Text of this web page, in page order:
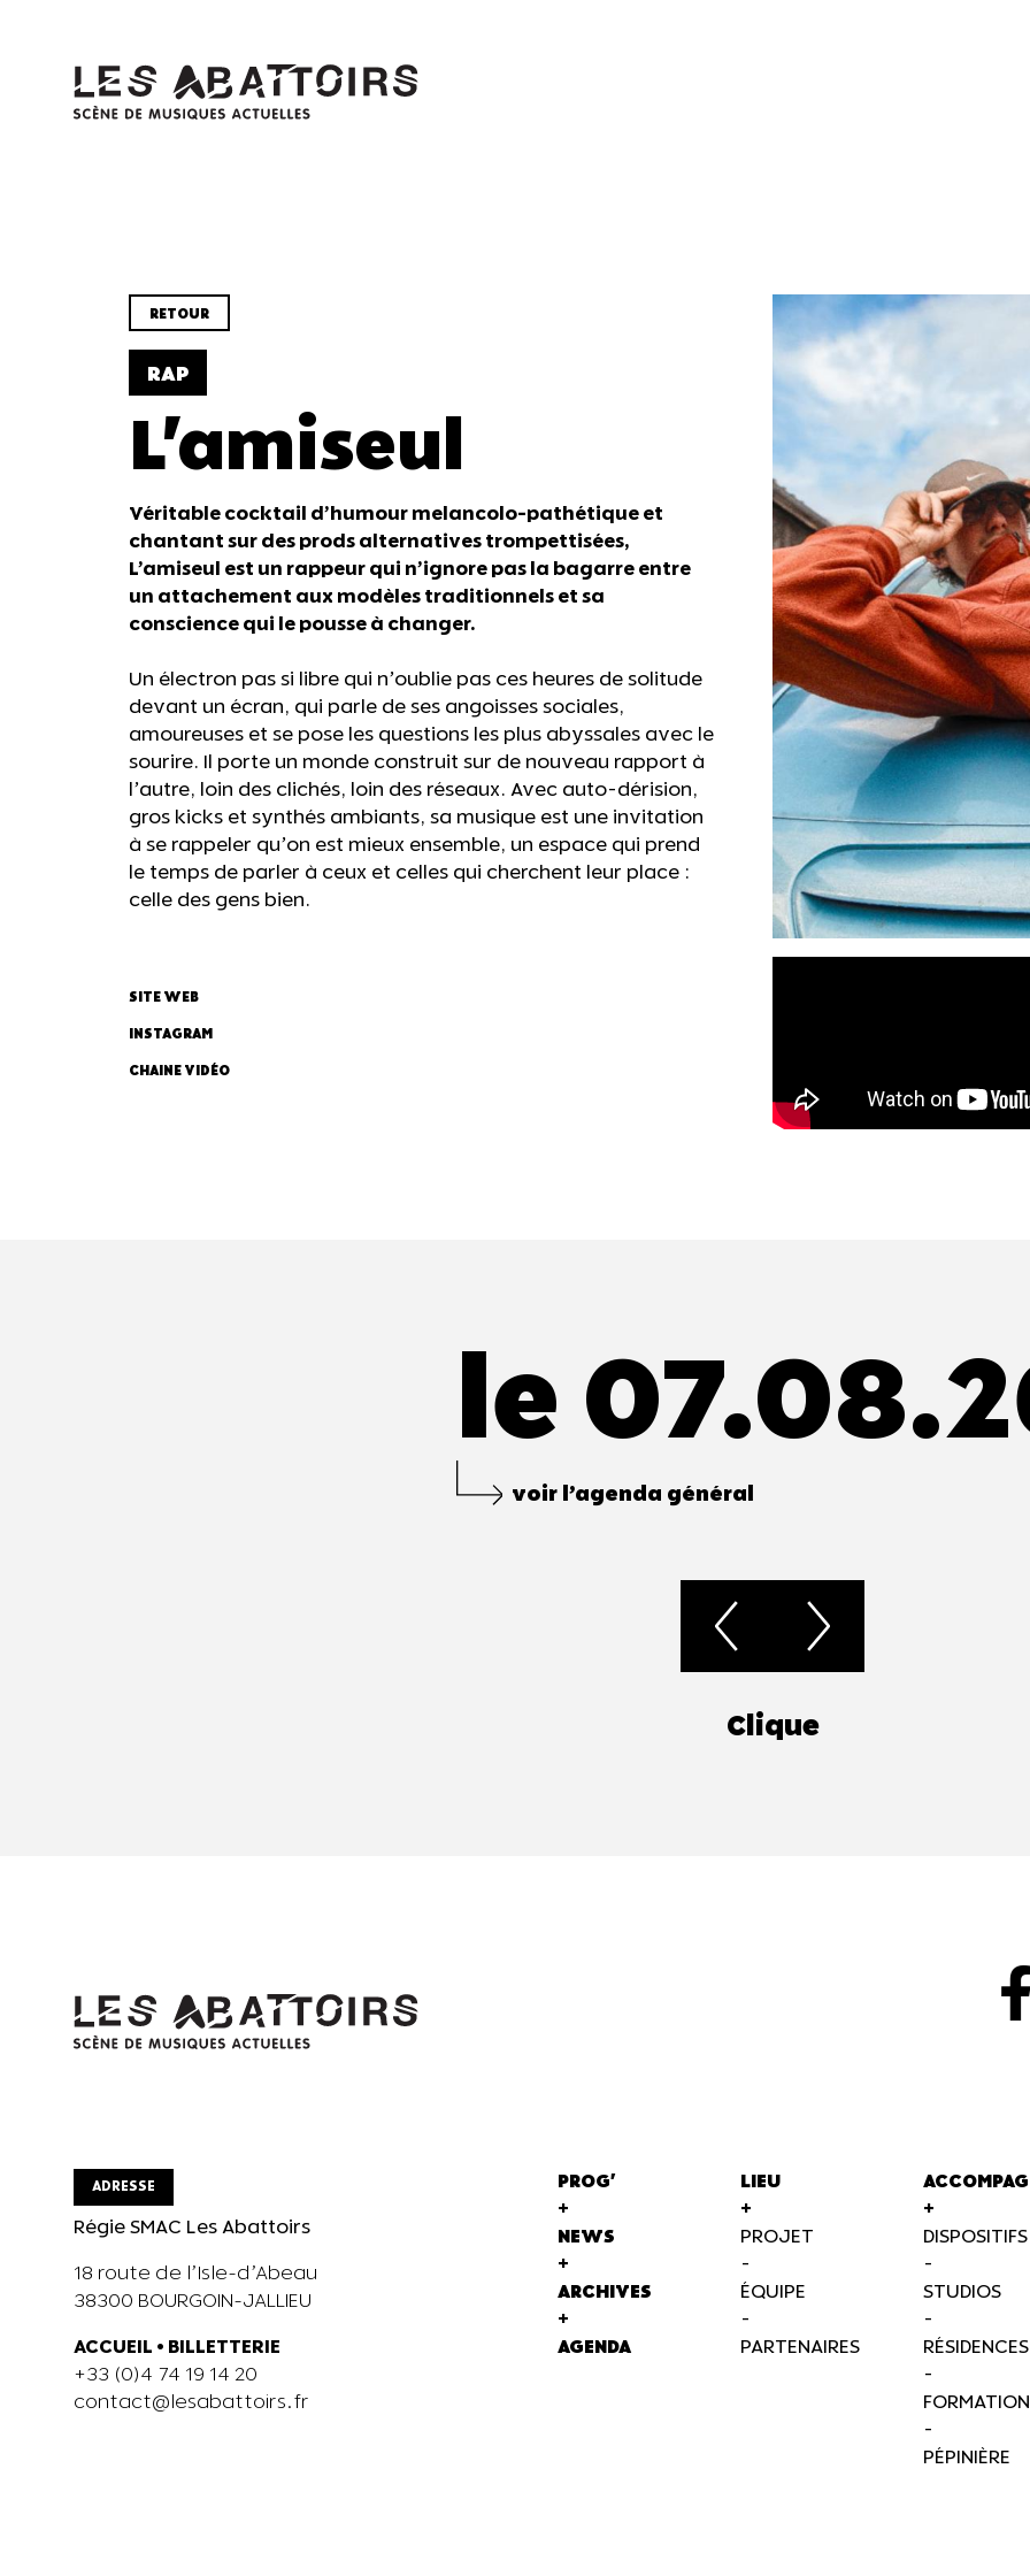
RETOUR
RAP
L'amiseul
Véritable cocktail d’humour melancolo-pathétique et
chantant sur des prods alternatives trompettisées,
L’amiseul est un rappeur qui n’ignore pas la bagarre entre
un attachement aux modèles traditionnels et sa
conscience qui le pousse à changer.
Un électron pas si libre qui n’oublie pas ces heures de solitude
devant un écran, qui parle de ses angoisses sociales,
amoureuses et se pose les questions les plus abyssales avec le
sourire. Il porte un monde construit sur de nouveau rapport à
l’autre, loin des clichés, loin des réseaux. Avec auto-dérision,
gros kicks et synthés ambiants, sa musique est une invitation
à se rappeler qu’on est mieux ensemble, un espace qui prend
le temps de parler à ceux et celles qui cherchent leur place :
celle des gens bien.
SITE WEB
INSTAGRAM
CHAINE VIDÉO
le
voir l’agenda général
Clique
ADRESSE
Régie SMAC Les Abattoirs
18 route de l’Isle-d’Abeau
38300 BOURGOIN-JALLIEU
ACCUEIL • BILLETTERIE
+33 (0)4 74 19 14 20
contact@lesabattoirs.fr
PROG'
+
NEWS
+
ARCHIVES
+
AGENDA
LIEU
+
PROJET
-
ÉQUIPE
-
PARTENAIRES
+
DISPOSITIFS
-
STUDIOS
-
RÉSIDENCES
-
-
PÉPINIÈRE